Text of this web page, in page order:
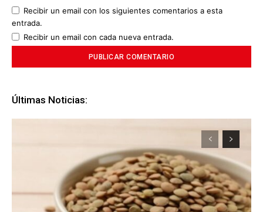
Recibir un email con los siguientes comentarios a esta
entrada.
Recibir un email con cada nueva entrada.
Últimas Noticias: